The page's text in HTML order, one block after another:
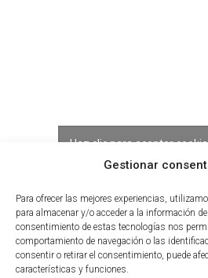
Gestionar
Para ofrecer las mejores experiencias,
para almacenar y/o acceder a la información
consentimiento de estas tecnologías nos
comportamiento de navegación o las
consentir o retirar el consentimiento, puede
características y funciones.
Haz clic para aceptar
y permitir este